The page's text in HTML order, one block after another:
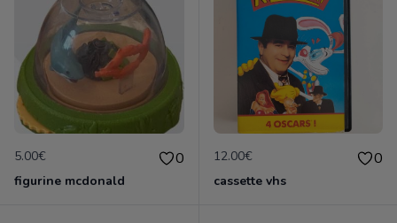
5.00€ 0
figurine mcdonald
12.00€ 0
cassette vhs